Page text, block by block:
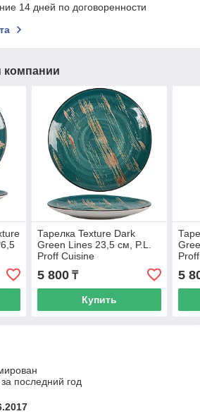
14 дней по договоренности
Тарелка Texture Dark
Green Lines 23,5 см, P.L.
Proff Cuisine
5 800₸
Купить
5
последний год